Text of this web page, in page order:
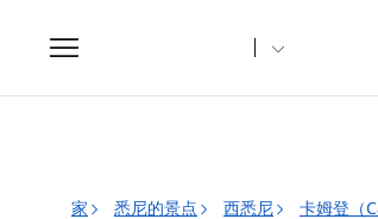
Toggle
navigation
家 悉尼的景点 西悉尼 卡姆登（